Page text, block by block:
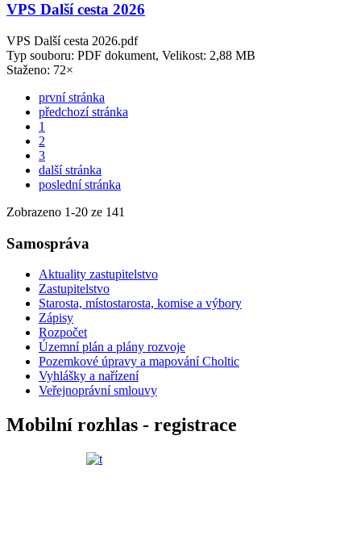
VPS Další cesta 2026
VPS Další cesta 2026.pdf
Typ souboru: PDF dokument, Velikost: 2,88 MB
Staženo: 72×
první stránka
předchozí stránka
1
2
3
další stránka
poslední stránka
Zobrazeno 1-20 ze 141
Samospráva
Aktuality zastupitelstvo
Zastupitelstvo
Starosta, místostarosta, komise a výbory
Zápisy
Rozpočet
Územní plán a plány rozvoje
Pozemkové úpravy a mapování Choltic
Vyhlášky a nařízení
Veřejnoprávní smlouvy
Mobilní rozhlas - registrace